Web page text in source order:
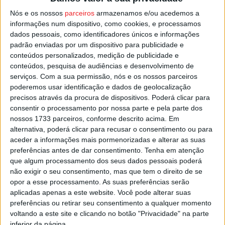
Nós e os nossos parceiros armazenamos e/ou acedemos a
informações num dispositivo, como cookies, e processamos
dados pessoais, como identificadores únicos e informações
padrão enviadas por um dispositivo para publicidade e
conteúdos personalizados, medição de publicidade e
conteúdos, pesquisa de audiências e desenvolvimento de
serviços. Com a sua permissão, nós e os nossos parceiros
poderemos usar identificação e dados de geolocalização
precisos através da procura de dispositivos. Poderá clicar para
consentir o processamento por nossa parte e pela parte dos
nossos 1733 parceiros, conforme descrito acima. Em
alternativa, poderá clicar para recusar o consentimento ou para
aceder a informações mais pormenorizadas e alterar as suas
preferências antes de dar consentimento. Tenha em atenção
que algum processamento dos seus dados pessoais poderá
não exigir o seu consentimento, mas que tem o direito de se
opor a esse processamento. As suas preferências serão
aplicadas apenas a este website. Você pode alterar suas
preferências ou retirar seu consentimento a qualquer momento
voltando a este site e clicando no botão "Privacidade" na parte
partida junto ao recinto da Feira Semanal de Viseu.
A inscrição tem um custo simbólico de dois euros e a
receita reverterá para os Bombeiros Voluntários de
Viseu.
Esta e outras notícias para ouvir na Estação Diária – 96.8
FM ou emwww.968.fm.
Pub
TAGS Corrida dos Viriatos RI 14 Viseu